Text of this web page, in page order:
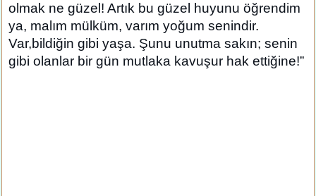
olmak ne güzel! Artık bu güzel huyunu öğrendim
ya, malım mülküm, varım yoğum senindir.
Var,bildiğin gibi yaşa. Şunu unutma sakın; senin
gibi olanlar bir gün mutlaka kavuşur hak ettiğine!”